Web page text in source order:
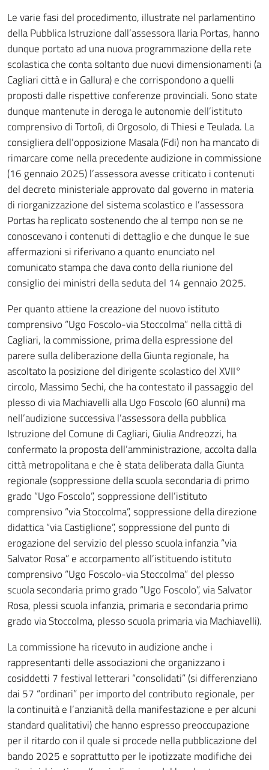
Le varie fasi del procedimento, illustrate nel parlamentino
della Pubblica Istruzione dall’assessora Ilaria Portas, hanno
dunque portato ad una nuova programmazione della rete
scolastica che conta soltanto due nuovi dimensionamenti (a
Cagliari città e in Gallura) e che corrispondono a quelli
proposti dalle rispettive conferenze provinciali. Sono state
dunque mantenute in deroga le autonomie dell’istituto
comprensivo di Tortolì, di Orgosolo, di Thiesi e Teulada. La
consigliera dell’opposizione Masala (Fdi) non ha mancato di
rimarcare come nella precedente audizione in commissione
(16 gennaio 2025) l’assessora avesse criticato i contenuti
del decreto ministeriale approvato dal governo in materia
di riorganizzazione del sistema scolastico e l’assessora
Portas ha replicato sostenendo che al tempo non se ne
conoscevano i contenuti di dettaglio e che dunque le sue
affermazioni si riferivano a quanto enunciato nel
comunicato stampa che dava conto della riunione del
consiglio dei ministri della seduta del 14 gennaio 2025.
Per quanto attiene la creazione del nuovo istituto
comprensivo “Ugo Foscolo-via Stoccolma” nella città di
Cagliari, la commissione, prima della espressione del
parere sulla deliberazione della Giunta regionale, ha
ascoltato la posizione del dirigente scolastico del XVII°
circolo, Massimo Sechi, che ha contestato il passaggio del
plesso di via Machiavelli alla Ugo Foscolo (60 alunni) ma
nell’audizione successiva l’assessora della pubblica
Istruzione del Comune di Cagliari, Giulia Andreozzi, ha
confermato la proposta dell’amministrazione, accolta dalla
città metropolitana e che è stata deliberata dalla Giunta
regionale (soppressione della scuola secondaria di primo
grado “Ugo Foscolo”, soppressione dell’istituto
comprensivo “via Stoccolma”, soppressione della direzione
didattica “via Castiglione”, soppressione del punto di
erogazione del servizio del plesso scuola infanzia “via
Salvator Rosa” e accorpamento all’istituendo istituto
comprensivo “Ugo Foscolo-via Stoccolma” del plesso
scuola secondaria primo grado “Ugo Foscolo”, via Salvator
Rosa, plessi scuola infanzia, primaria e secondaria primo
grado via Stoccolma, plesso scuola primaria via Machiavelli).
La commissione ha ricevuto in audizione anche i
rappresentanti delle associazioni che organizzano i
cosiddetti 7 festival letterari “consolidati” (si differenziano
dai 57 “ordinari” per importo del contributo regionale, per
la continuità e l’anzianità della manifestazione e per alcuni
standard qualitativi) che hanno espresso preoccupazione
per il ritardo con il quale si procede nella pubblicazione del
bando 2025 e soprattutto per le ipotizzate modifiche dei